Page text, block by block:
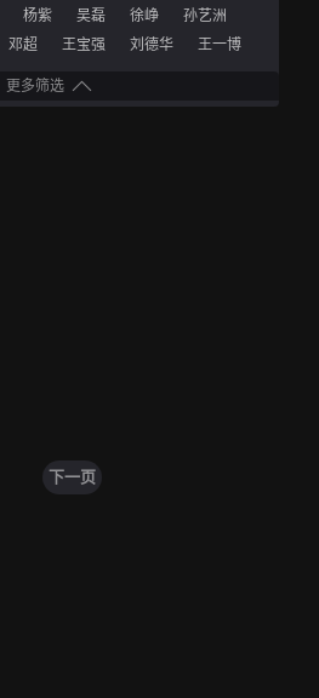
杨紫 吴磊 徐峥
孙艺洲
邓超 王宝强 刘德华 王一博
更多筛选
下一页